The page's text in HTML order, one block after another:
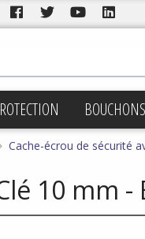
Cache-écrou de sécurité
10 mm -